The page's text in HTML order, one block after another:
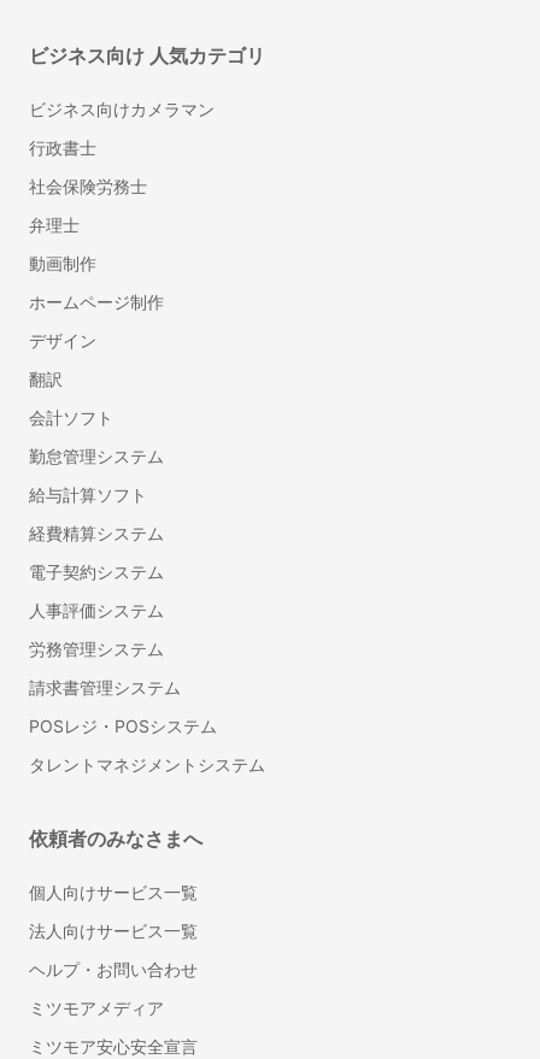
ビジネス向け 人気カテゴリ
ビジネス向けカメラマン
行政書士
社会保険労務士
弁理士
動画制作
ホームページ制作
デザイン
翻訳
会計ソフト
勤怠管理システム
給与計算ソフト
経費精算システム
電子契約システム
人事評価システム
労務管理システム
請求書管理システム
POSレジ・POSシステム
タレントマネジメントシステム
依頼者のみなさまへ
個人向けサービス一覧
法人向けサービス一覧
ヘルプ・お問い合わせ
ミツモアメディア
ミツモア安心安全宣言